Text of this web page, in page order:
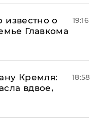
известно о
Главкома
19:16
Кремля:
вдвое,
18:58